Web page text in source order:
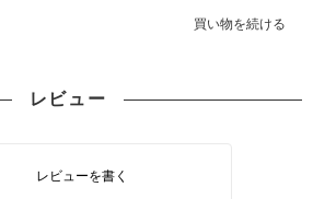
買い物を続ける
レビュー
レビューを書く